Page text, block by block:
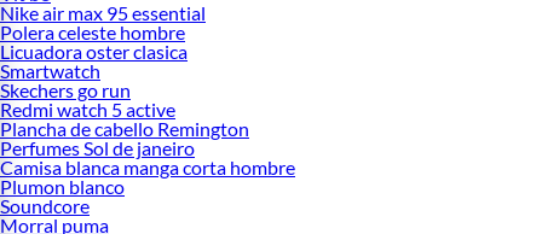
Nike air max 95 essential
Polera celeste hombre
Licuadora oster clasica
Smartwatch
Skechers go run
Redmi watch 5 active
Plancha de cabello Remington
Perfumes Sol de janeiro
Camisa blanca manga corta hombre
Plumon blanco
Soundcore
Morral puma